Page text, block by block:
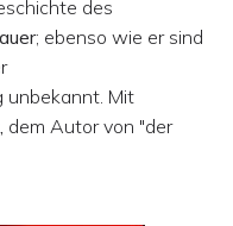
des
; ebenso wie er sind
unbekannt. Mit
dem Autor von "der